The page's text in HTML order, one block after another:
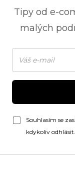
Tipy od e-
malých
Souhlasím se
kdykoliv odhlásit.